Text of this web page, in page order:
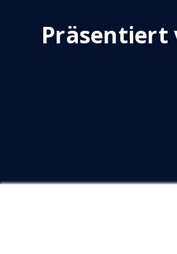
Präsentiert